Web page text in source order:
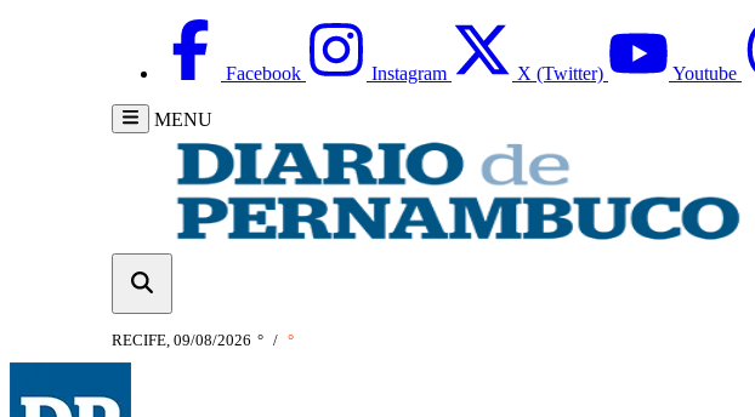
Facebook Instagram X (Twitter) Youtube
MENU
RECIFE, 09/08/2026 ° / °